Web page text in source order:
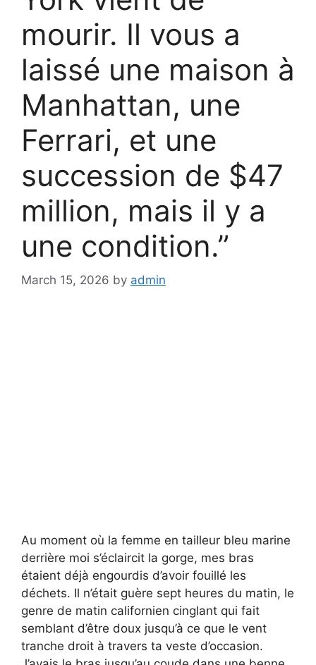
mourir. Il vous a
laissé une maison à
Manhattan, une
Ferrari, et une
succession de $47
million, mais il y a
une condition.”
March 15, 2026 by admin
Au moment où la femme en tailleur bleu marine
derrière moi s’éclaircit la gorge, mes bras
étaient déjà engourdis d’avoir fouillé les
déchets. Il n’était guère sept heures du matin, le
genre de matin californien cinglant qui fait
semblant d’être doux jusqu’à ce que le vent
tranche droit à travers ta veste d’occasion.